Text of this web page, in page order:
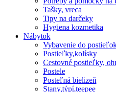
Tašky, vreca
Tipy na darčeky
Hygiena kozmetika
Nábytok
Vybavenie do
Postieľky,kolísky
Cestovné postieľky,
Postele
Posteľná bielizeň
Stany,týpí,teepee